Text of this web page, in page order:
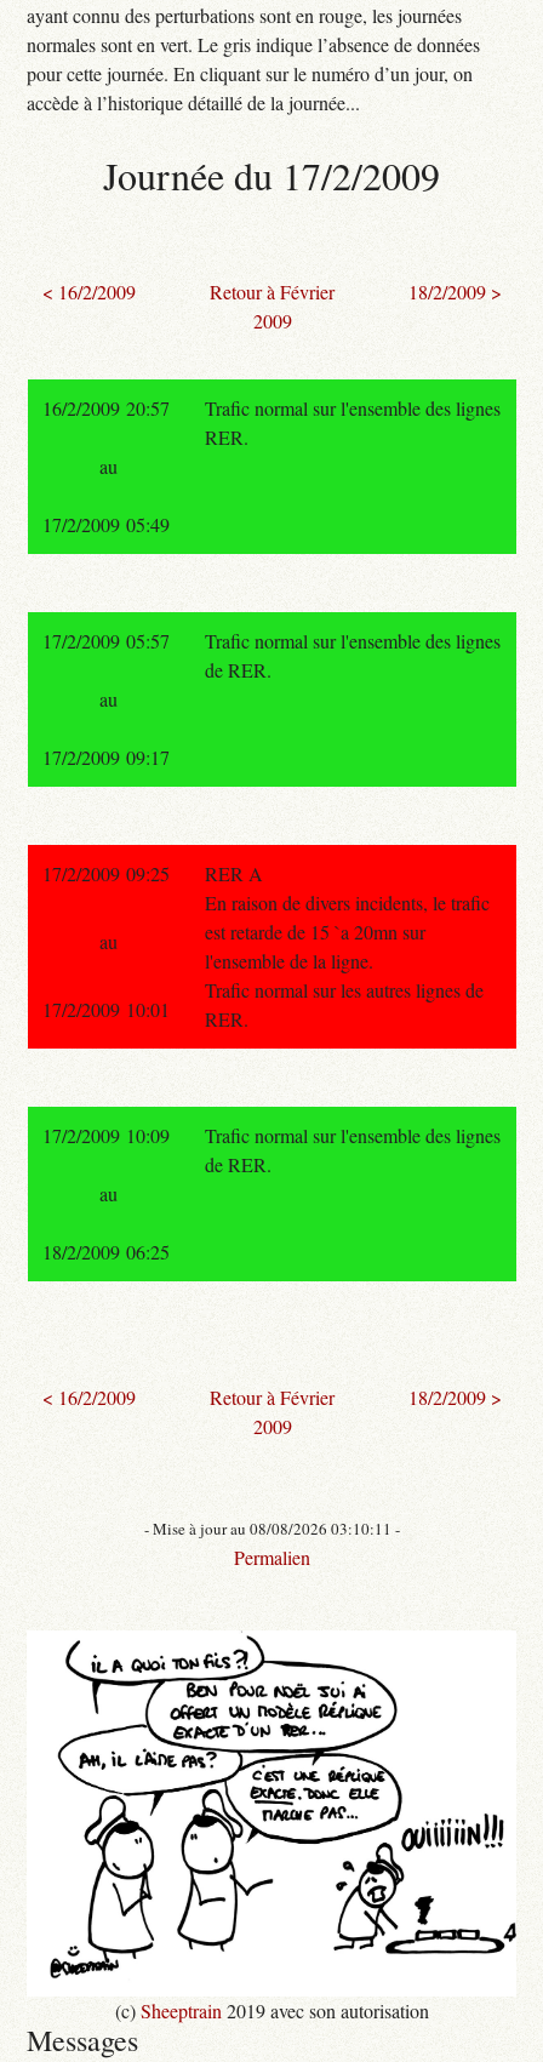
ayant connu des perturbations sont en rouge, les journées
normales sont en vert. Le gris indique l’absence de données
pour cette journée. En cliquant sur le numéro d’un jour, on
accède à l’historique détaillé de la journée...
Journée du 17/2/2009
< 16/2/2009
Retour à Février
2009
18/2/2009 >
16/2/2009 20:57
Trafic normal sur l'ensemble des lignes
RER.
au
17/2/2009 05:49
17/2/2009 05:57
Trafic normal sur l'ensemble des lignes
de RER.
au
17/2/2009 09:17
17/2/2009 09:25
RER A
En raison de divers incidents, le trafic
est retarde de 15 `a 20mn sur
l'ensemble de la ligne.
Trafic normal sur les autres lignes de
RER.
au
17/2/2009 10:01
17/2/2009 10:09
Trafic normal sur l'ensemble des lignes
de RER.
au
18/2/2009 06:25
< 16/2/2009
Retour à Février
2009
18/2/2009 >
- Mise à jour au 08/08/2026 03:10:11 -
Permalien
(c)Sheeptrain 2019 avec son autorisation
Messages